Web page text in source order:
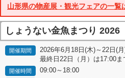
山形県の物産展・観光フェアの一覧
しょうない金魚まつり 2026
開催期間
2026年6月18日(木)～22日(
最終日22日（月）は17:00ま
開催時間 09:00～18:00